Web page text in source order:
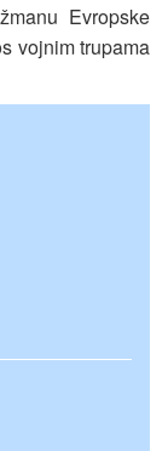
Evropske
vojnim trupama